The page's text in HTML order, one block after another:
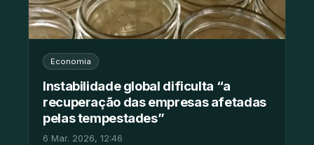
Economia
Instabilidade global dificulta “a
recuperação das empresas afetadas
pelas tempestades”
6 Mar. 2026, 12:46